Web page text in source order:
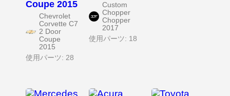
Coupe 2015
Chevrolet
Corvette C7
2 Door
Coupe
2015
使用パーツ: 28
Custom
Chopper
Chopper
2017
使用パーツ: 18